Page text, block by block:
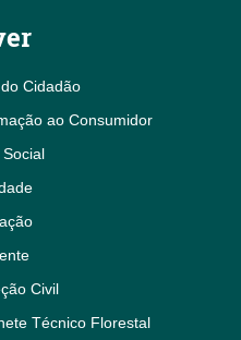
Cidadão
ao Consumidor
Civil
Técnico Florestal